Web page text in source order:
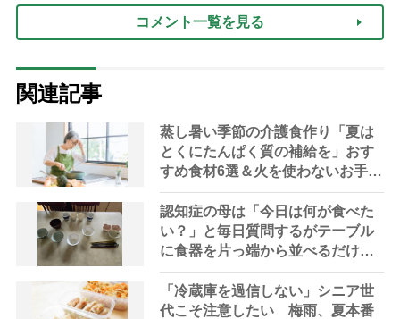
コメント一覧を見る
関連記事
蒸し暑い季節の介護食作り「夏は
とくにたんぱく質の補給を」おす
すめ食材6選＆火を使わないお手軽
レシピ3選【管理栄養士提案】
認知症の母は「今日は何が食べた
い？」と毎日質問するがテーブル
に食器を片っ端から並べるだけ―
困った息子の対処法とものがない
現在の台所の意味
「冷蔵庫を過信しない」シニア世
代こそ注意したい 梅雨、夏本番